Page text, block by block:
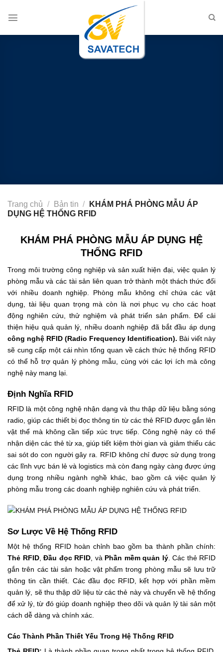
đến
Trang chủ / Bản tin /
KHÁM PHÁ PHÒNG MẪU ÁP
DỤNG HỆ THỐNG RFID
KHÁM PHÁ PHÒNG MẪU ÁP DỤNG HỆ
THỐNG RFID
Trong môi trường công nghiệp và sản xuất hiện đại, việc quản lý
phòng mẫu và các tài sản liên quan trở thành một thách thức đối
với nhiều doanh nghiệp. Phòng mẫu không chỉ chứa các vật
dụng, tài liệu quan trọng mà còn là nơi phục vụ cho các hoạt
động nghiên cứu, thử nghiệm và phát triển sản phẩm. Để cải
thiện hiệu quả quản lý, nhiều doanh nghiệp đã bắt đầu áp dụng
công nghệ RFID (Radio Frequency Identification). Bài viết này
sẽ cung cấp một cái nhìn tổng quan về cách thức hệ thống RFID
có thể hỗ trợ quản lý phòng mẫu, cùng với các lợi ích mà công
nghệ này mang lại.
Định Nghĩa RFID
RFID là một công nghệ nhận dạng và thu thập dữ liệu bằng sóng
radio, giúp các thiết bị đọc thông tin từ các thẻ RFID được gắn lên
vật thể mà không cần tiếp xúc trực tiếp. Công nghệ này có thể
nhận diện các thẻ từ xa, giúp tiết kiệm thời gian và giảm thiểu các
sai sót do con người gây ra. RFID không chỉ được sử dụng trong
các lĩnh vực bán lẻ và logistics mà còn đang ngày càng được ứng
dụng trong nhiều ngành nghề khác, bao gồm cả việc quản lý
phòng mẫu trong các doanh nghiệp nghiên cứu và phát triển.
Sơ Lược Về Hệ Thống RFID
Một hệ thống RFID hoàn chỉnh bao gồm ba thành phần chính:
Thẻ RFID, Đầu đọc RFID , và Phần mềm quản lý. Các thẻ RFID
gắn trên các tài sản hoặc vật phẩm trong phòng mẫu sẽ lưu trữ
thông tin cần thiết. Các đầu đọc RFID, kết hợp với phần mềm
quản lý, sẽ thu thập dữ liệu từ các thẻ này và chuyển về hệ thống
để xử lý, từ đó giúp doanh nghiệp theo dõi và quản lý tài sản một
cách dễ dàng và chính xác.
Các Thành Phần Thiết Yếu Trong Hệ Thống RFID